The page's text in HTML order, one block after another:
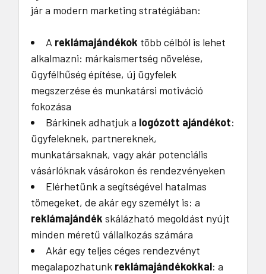
jár a modern marketing stratégiában:
A reklámajándékok több célból is lehet
alkalmazni: márkaismertség növelése,
ügyfélhűség építése, új ügyfelek
megszerzése és munkatársi motiváció
fokozása
Bárkinek adhatjuk a logózott ajándékot:
ügyfeleknek, partnereknek,
munkatársaknak, vagy akár potenciális
vásárlóknak vásárokon és rendezvényeken
Elérhetünk a segítségével hatalmas
tömegeket, de akár egy személyt is: a
reklámajándékskálázható megoldást nyújt
minden méretű vállalkozás számára
Akár egy teljes céges rendezvényt
megalapozhatunk reklámajándékokkal: a